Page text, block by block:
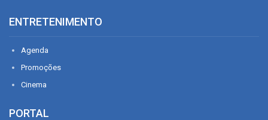
ENTRETENIMENTO
Agenda
Promoções
Cinema
PORTAL